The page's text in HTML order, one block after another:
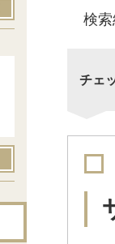
検
チェ